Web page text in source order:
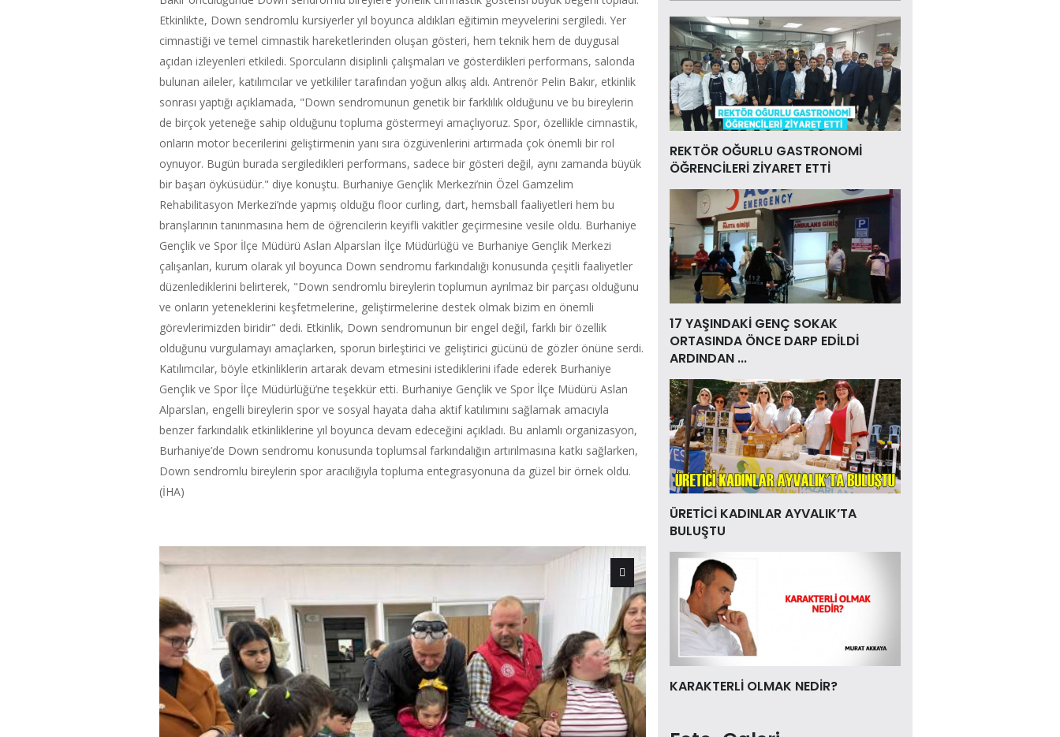
Etkinlikte, Down sendromlu kursiyerler yıl boyunca aldıkları eğitimin meyvelerini sergiledi. Yer
cimnastiği ve temel cimnastik hareketlerinden oluşan gösteri, hem teknik hem de duygusal
açıdan izleyenleri etkiledi. Sporcuların disiplinli çalışmaları ve gösterdikleri performans, salonda
bulunan aileler, katılımcılar ve yetkililer tarafından yoğun alkış aldı. Antrenör Pelin Bakır, etkinlik
sonrası yaptığı açıklamada, "Down sendromunun genetik bir farklılık olduğunu ve bu bireylerin
de birçok yeteneğe sahip olduğunu topluma göstermeyi amaçlıyoruz. Spor, özellikle cimnastik,
onların motor becerilerini geliştirmenin yanı sıra özgüvenlerini artırmada çok önemli bir rol
oynuyor. Bugün burada sergiledikleri performans, sadece bir gösteri değil, aynı zamanda büyük
bir başarı öyküsüdür." diye konuştu. Burhaniye Gençlik Merkezi’nin Özel Gamzelim
Rehabilitasyon Merkezi’nde yapmış olduğu floor curling, dart, hemsball faaliyetleri hem bu
branşlarının tanınmasına hem de öğrencilerin keyifli vakitler geçirmesine vesile oldu. Burhaniye
Gençlik ve Spor İlçe Müdürü Aslan Alparslan İlçe Müdürlüğü ve Burhaniye Gençlik Merkezi
çalışanları, kurum olarak yıl boyunca Down sendromu farkındalığı konusunda çeşitli faaliyetler
düzenlediklerini belirterek, "Down sendromlu bireylerin toplumun ayrılmaz bir parçası olduğunu
ve onların yeteneklerini keşfetmelerine, geliştirmelerine destek olmak bizim en önemli
görevlerimizden biridir" dedi. Etkinlik, Down sendromunun bir engel değil, farklı bir özellik
olduğunu vurgulamayı amaçlarken, sporun birleştirici ve geliştirici gücünü de gözler önüne serdi.
Katılımcılar, böyle etkinliklerin artarak devam etmesini istediklerini ifade ederek Burhaniye
Gençlik ve Spor İlçe Müdürlüğü’ne teşekkür etti. Burhaniye Gençlik ve Spor İlçe Müdürü Aslan
Alparslan, engelli bireylerin spor ve sosyal hayata daha aktif katılımını sağlamak amacıyla
benzer farkındalık etkinliklerine yıl boyunca devam edeceğini açıkladı. Bu anlamlı organizasyon,
Burhaniye’de Down sendromu konusunda toplumsal farkındalığın artırılmasına katkı sağlarken,
Down sendromlu bireylerin spor aracılığıyla topluma entegrasyonuna da güzel bir örnek oldu.
(İHA)
REKTÖR OĞURLU GASTRONOMİ
ÖĞRENCİLERİ ZİYARET ETTİ
17 YAŞINDAKİ GENÇ SOKAK
ORTASINDA ÖNCE DARP EDİLDİ
ARDINDAN ...
ÜRETİCİ KADINLAR AYVALIK’TA
BULUŞTU
KARAKTERLİ OLMAK NEDİR?